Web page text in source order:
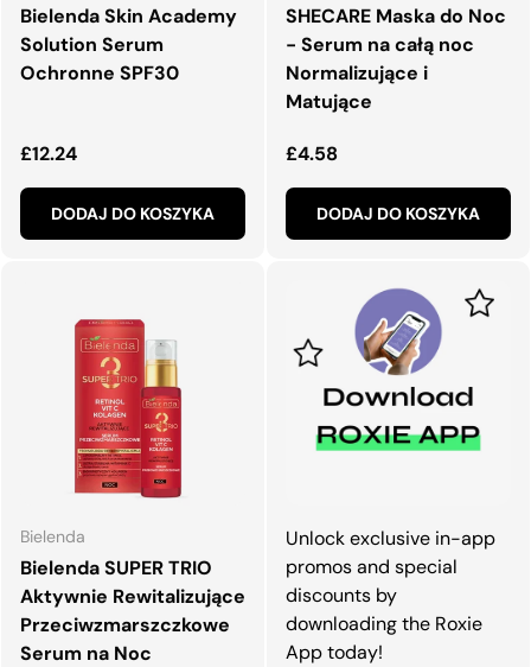
Bielenda Skin Academy
Solution Serum
Ochronne SPF30
Normalna cena
£12.24
DODAJ DO KOSZYKA
SHECARE Maska do Noc
- Serum na całą noc
Normalizujące i
Matujące
Normalna cena
£4.58
DODAJ DO KOSZYKA
Bielenda
Bielenda SUPER TRIO
Aktywnie Rewitalizujące
Przeciwzmarszczkowe
Serum na Noc
Unlock exclusive in-app
promos and special
discounts by
downloading the Roxie
App today!